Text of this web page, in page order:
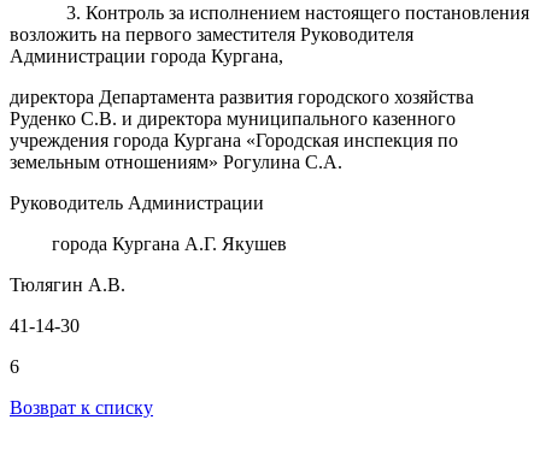
3. Контроль за исполнением настоящего постановления
возложить на первого заместителя Руководителя
Администрации города Кургана,
директора Департамента развития городского хозяйства
Руденко С.В. и директора муниципального казенного
учреждения города Кургана «Городская инспекция по
земельным отношениям» Рогулина С.А.
Руководитель Администрации
города Кургана А.Г. Якушев
Тюлягин А.В.
41-14-30
6
Возврат к списку